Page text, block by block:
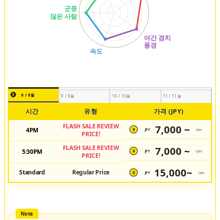
8 / 8월 9 / 9월 10 / 10월 11 / 11월
시간 유형 가격 (JPY)
4PM
FLASH SALE REVIEW
PRICE!
¥ JPY 7,000 ~ /pax
5:30PM
FLASH SALE REVIEW
PRICE!
¥ JPY 7,000 ~ /pax
Standard Regular Price ¥ JPY 15,000~ /pax